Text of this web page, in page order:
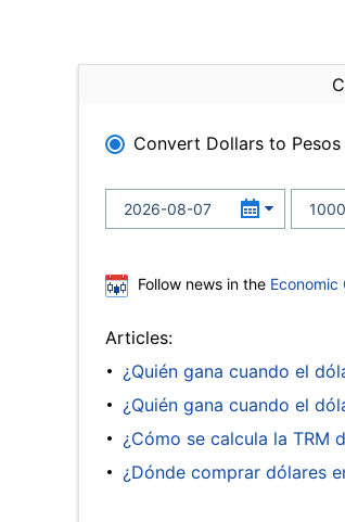
Convert Dollars to Pesos
Follow news in the Economic
Articles:
¿Quién gana cuando el
¿Quién gana cuando el
¿Cómo se calcula la TRM
¿Dónde comprar dólares